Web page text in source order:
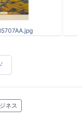
ネス